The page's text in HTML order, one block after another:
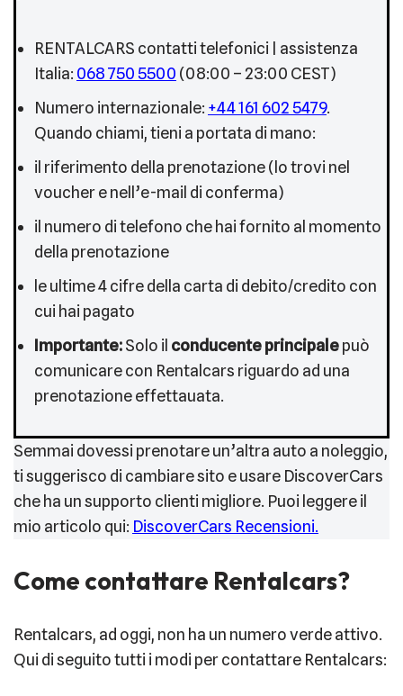
RENTALCARS contatti telefonici | assistenza
Italia: 068 750 5500 (08:00 – 23:00 CEST)
Numero internazionale: +44 161 602 5479.
Quando chiami, tieni a portata di mano:
il riferimento della prenotazione (lo trovi nel
voucher e nell’e-mail di conferma)
il numero di telefono che hai fornito al momento
della prenotazione
le ultime 4 cifre della carta di debito/credito con
cui hai pagato
Importante:Solo il conducente principalepuò
comunicare con Rentalcars riguardo ad una
prenotazione effettauata.
Semmai dovessi prenotare un’altra auto a noleggio,
ti suggerisco di cambiare sito e usare DiscoverCars
che ha un supporto clienti migliore. Puoi leggere il
mio articolo qui: DiscoverCars Recensioni.
Come contattare Rentalcars?
Rentalcars, ad oggi, non ha un numero verde attivo.
Qui di seguito tutti i modi per contattare Rentalcars: